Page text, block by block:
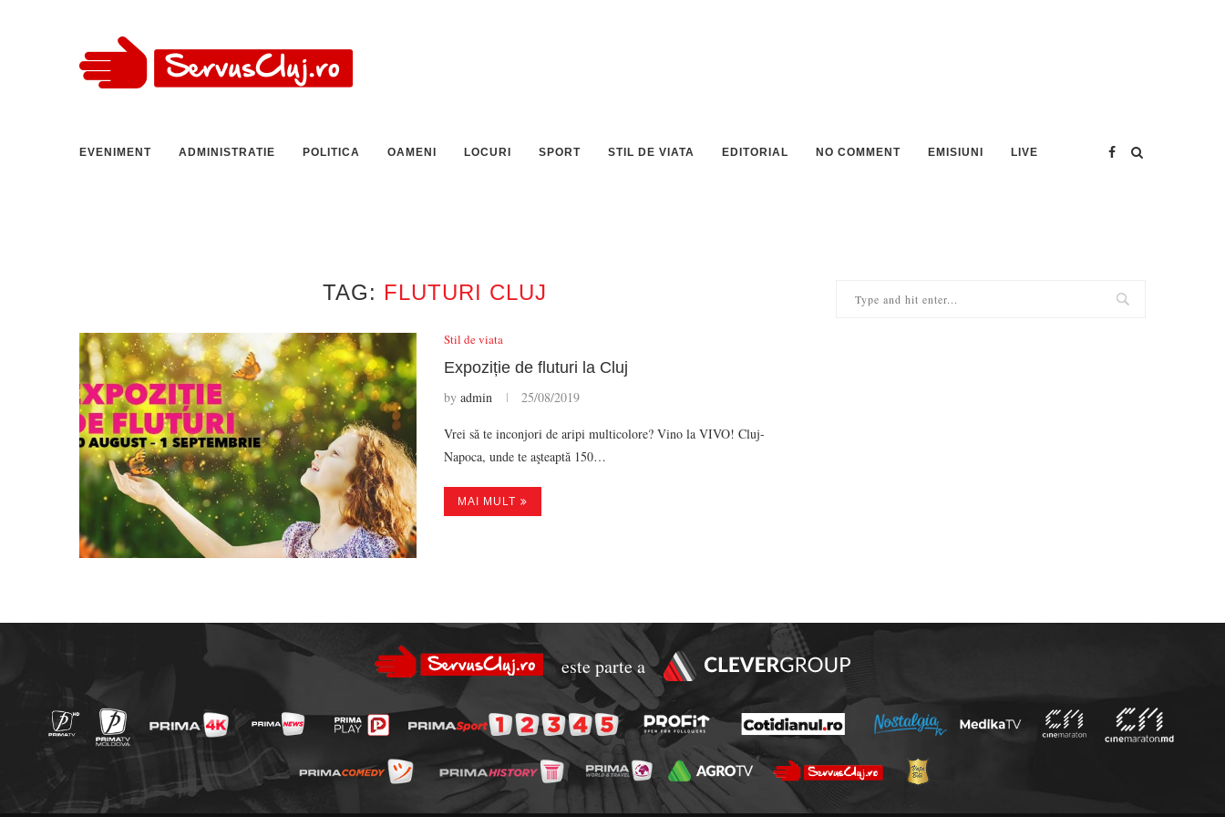
EVENIMENT ADMINISTRATIE POLITICA OAMENI LOCURI SPORT STIL DE VIATA EDITORIAL NO COMMENT EMISIUNI LIVE
TAG: FLUTURI CLUJ
Stil de viata
Expoziție de fluturi la Cluj
by admin 25/08/2019
Vrei să te inconjori de aripi multicolore? Vino la VIVO! Cluj-
Napoca, unde te aşteaptă 150…
MAI MULT
este parte a